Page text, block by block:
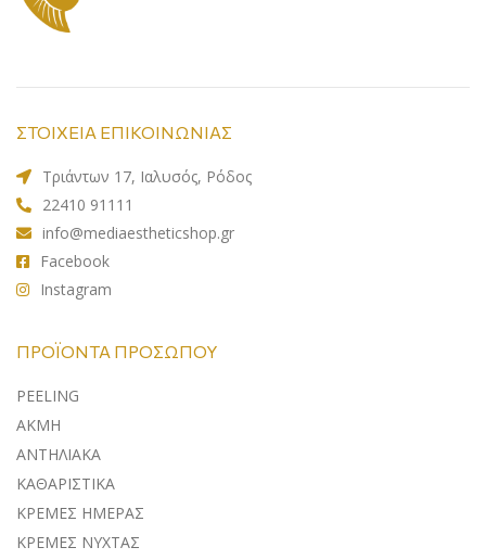
ΣΤΟΙΧΕΙΑ ΕΠΙΚΟΙΝΩΝΙΑΣ
Τριάντων 17, Ιαλυσός, Ρόδος
22410 91111
info@mediaestheticshop.gr
Facebook
Instagram
ΠΡΟΪΌΝΤΑ ΠΡΟΣΏΠΟΥ
PEELING
ΑΚΜΗ
ΑΝΤΗΛΙΑΚA
ΚΑΘΑΡΙΣΤΙΚΑ
ΚΡΕΜΕΣ ΗΜΕΡΑΣ
ΚΡΕΜΕΣ ΝΥΧΤΑΣ